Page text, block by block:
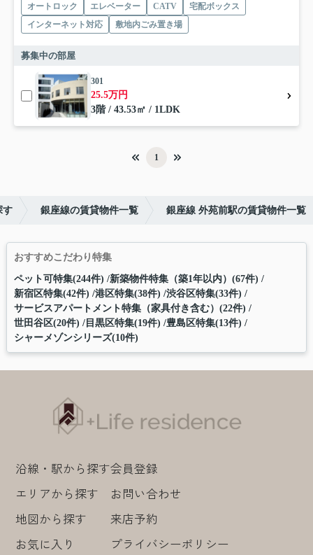
オートロック エレベーター CATV
宅配ボックス
インターネット対応
敷地内ごみ置き場
募集中の部屋
301
25.5万円
3階 / 43.53㎡ / 1LDK
1
す 銀座線の賃貸物件一覧 銀座線 外苑前駅の賃貸物件一覧
おすすめこだわり特集
ペット可特集(244件) 新築物件特集（築1年以内）(67件)
新宿区特集(42件) 港区特集(38件) 渋谷区特集(33件)
サービスアパートメント特集（家具付き含む）(22件)
世田谷区(20件) 目黒区特集(19件) 豊島区特集(13件)
シャーメゾンシリーズ(10件)
沿線・駅から探す
エリアから探す
地図から探す
お気に入り
会員登録
お問い合わせ
来店予約
プライバシーポリシー